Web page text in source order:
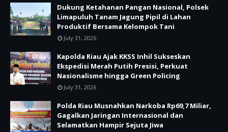
Dukung Ketahanan Pangan Nasional, Polsek
Limapuluh Tanam Jagung Pipil di Lahan
Produktif Bersama Kelompok Tani
July 31, 2026
Kapolda Riau Ajak KKSS Inhil Sukseskan
Ekspedisi Merah Putih Presisi, Perkuat
Nasionalisme hingga Green Policing
July 31, 2026
Polda Riau Musnahkan Narkoba Rp69,7 Miliar,
Gagalkan Jaringan Internasional dan
Selamatkan Hampir Sejuta Jiwa